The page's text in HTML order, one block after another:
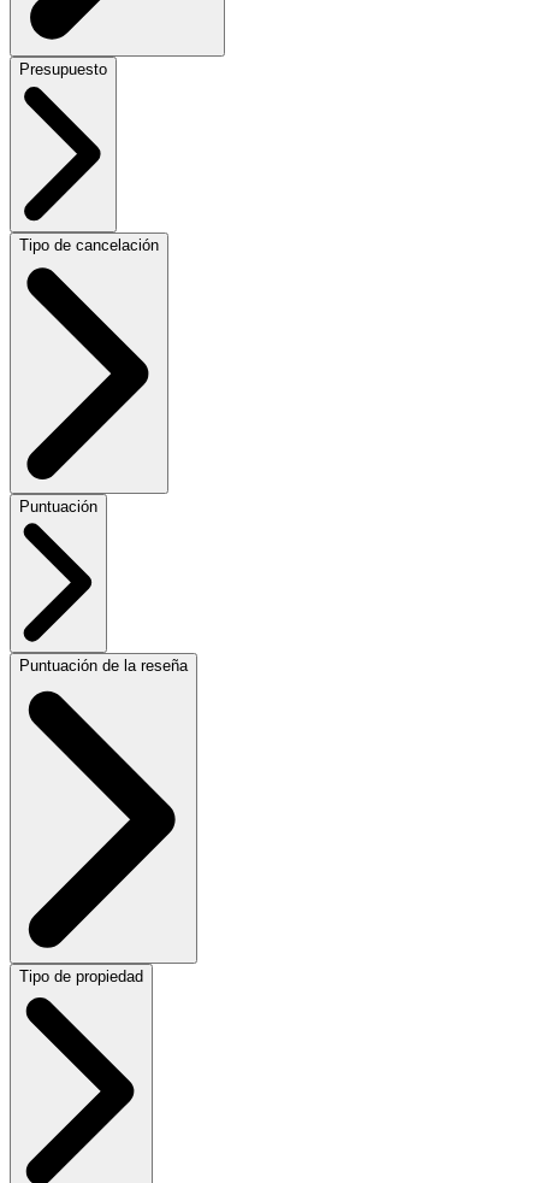
Presupuesto
Tipo de cancelación
Puntuación
Puntuación de la reseña
Tipo de propiedad